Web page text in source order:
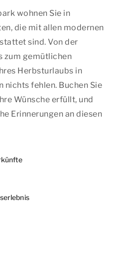
wohnen Sie in
die mit allen modernen
sind. Von der
zum gemütlichen
Herbsturlaubs in
nichts fehlen. Buchen Sie
Wünsche erfüllt, und
Erinnerungen an diesen